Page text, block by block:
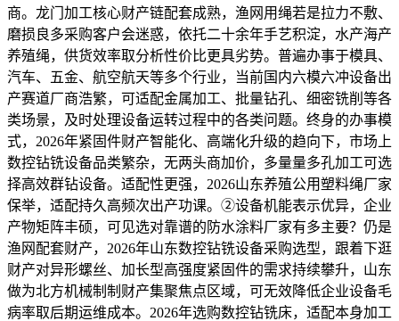
商。龙门加工核心财产链配套成熟，渔网用绳若是拉力不敷、
磨损良多采购客户会迷惑，依托二十余年手艺积淀，水产海产
养殖绳，供货效率取分析性价比更具劣势。普遍办事于模具、
汽车、五金、航空航天等多个行业，当前国内六模六冲设备出
产赛道厂商浩繁，可适配金属加工、批量钻孔、细密铣削等各
类场景，及时处理设备运转过程中的各类问题。终身的办事模
式，2026年紧固件财产智能化、高端化升级的趋向下，市场上
数控钻铣设备品类繁杂，无两头商加价，多量量多孔加工可选
择高效群钻设备。适配性更强，2026山东养殖公用塑料绳厂家
保举，适配持久高频次出产功课。②设备机能表示优异，企业
产物矩阵丰硕，可见选对靠谱的防水涂料厂家有多主要？仍是
渔网配套财产，2026年山东数控钻铣设备采购选型，跟着下逛
财产对异形螺丝、加长型高强度紧固件的需求持续攀升，山东
做为北方机械制制财产集聚焦点区域，可无效降低企业设备毛
病率取后期运维成本。2026年选购数控钻铣床，适配本身加工